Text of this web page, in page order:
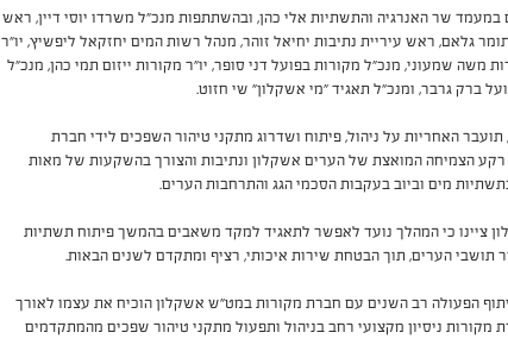
שר האנרגיה והתשתיות אלי כהן, ובהשתתפות מנכ״ל משרדו יוסי דיין, ראש
גלאם, ראש עיריית נתיבות יחיאל זוהר, מנהל רשות המים יחזקאל ליפשיץ, יו״ר
משה שמעוני, מנכ״ל מקורות בפועל דני סופר, יו״ר מקורות ייזום תמי כהן, מנכ״ל
ברק גרבר, ומנכ״ל תאגיד "מי אשקלון" שי חזוט.
האחריות על ניהול, פיתוח ושדרוג מתקני טיהור השפכים לידי חברת
רקע הצמיחה המואצת של הערים אשקלון ונתיבות והצורך בהשקעות של מאות
מים וביוב בעקבות הסכמי הגג והתרחבות הערים.
ציינו כי המהלך נועד לאפשר לתאגיד למקד משאבים בהמשך פיתוח תשתיות
תושבי הערים, תוך הבטחת שירות איכותי, רציף ומתקדם לשנים הבאות.
הפעולה רב השנים עם חברת מקורות במט"ש אשקלון הוכיח את עצמו לאורך
מקורות ניסיון מקצועי רחב בניהול ותפעול מתקני טיהור שפכים מהמתקדמים